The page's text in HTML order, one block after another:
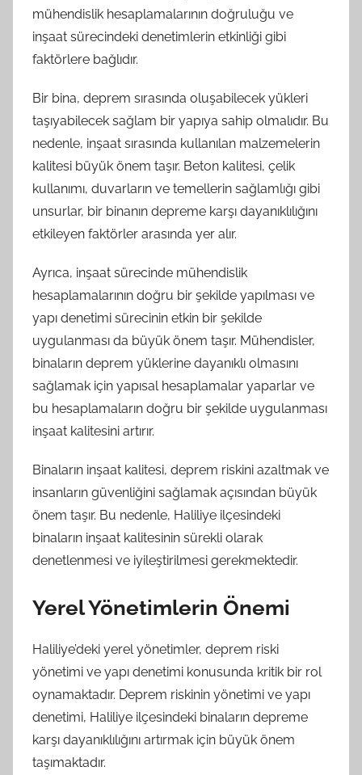
mühendislik hesaplamalarının doğruluğu ve
inşaat sürecindeki denetimlerin etkinliği gibi
faktörlere bağlıdır.
Bir bina, deprem sırasında oluşabilecek yükleri
taşıyabilecek sağlam bir yapıya sahip olmalıdır. Bu
nedenle, inşaat sırasında kullanılan malzemelerin
kalitesi büyük önem taşır. Beton kalitesi, çelik
kullanımı, duvarların ve temellerin sağlamlığı gibi
unsurlar, bir binanın depreme karşı dayanıklılığını
etkileyen faktörler arasında yer alır.
Ayrıca, inşaat sürecinde mühendislik
hesaplamalarının doğru bir şekilde yapılması ve
yapı denetimi sürecinin etkin bir şekilde
uygulanması da büyük önem taşır. Mühendisler,
binaların deprem yüklerine dayanıklı olmasını
sağlamak için yapısal hesaplamalar yaparlar ve
bu hesaplamaların doğru bir şekilde uygulanması
inşaat kalitesini artırır.
Binaların inşaat kalitesi, deprem riskini azaltmak ve
insanların güvenliğini sağlamak açısından büyük
önem taşır. Bu nedenle, Haliliye ilçesindeki
binaların inşaat kalitesinin sürekli olarak
denetlenmesi ve iyileştirilmesi gerekmektedir.
Yerel Yönetimlerin Önemi
Haliliye’deki yerel yönetimler, deprem riski
yönetimi ve yapı denetimi konusunda kritik bir rol
oynamaktadır. Deprem riskinin yönetimi ve yapı
denetimi, Haliliye ilçesindeki binaların depreme
karşı dayanıklılığını artırmak için büyük önem
taşımaktadır.